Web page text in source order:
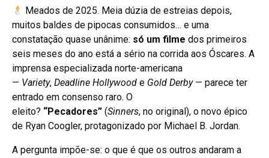
Meados de 2025. Meia dúzia de estreias depois,
muitos baldes de pipocas consumidos… e uma
constatação quase unânime: só um filme dos primeiros
seis meses do ano está a sério na corrida aos Óscares. A
imprensa especializada norte-americana
— Variety, Deadline Hollywood e Gold Derby— parece ter
entrado em consenso raro. O
eleito? “Pecadores” (Sinners, no original), o novo épico
de Ryan Coogler, protagonizado por Michael B. Jordan.
A pergunta impõe-se: o que é que os outros andaram a